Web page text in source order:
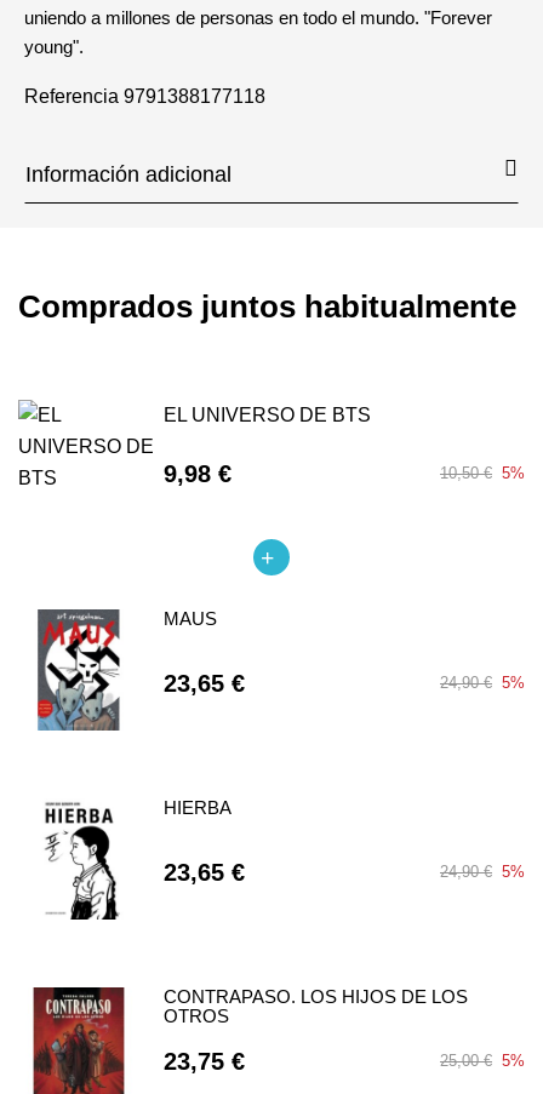
uniendo a millones de personas en todo el mundo. "Forever
young".
Referencia 9791388177118
Información adicional
Comprados juntos habitualmente
EL UNIVERSO DE BTS
9,98 € 10,50 € 5%
MAUS
23,65 € 24,90 € 5%
HIERBA
23,65 € 24,90 € 5%
CONTRAPASO. LOS HIJOS DE LOS
OTROS
23,75 € 25,00 € 5%